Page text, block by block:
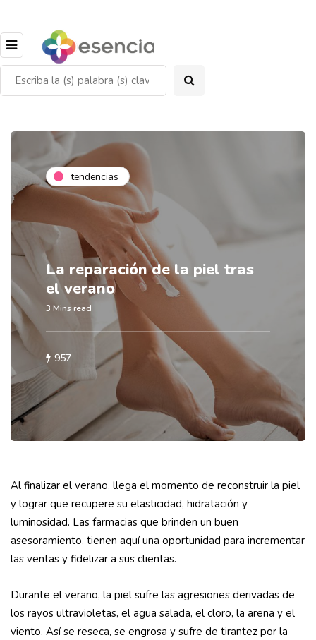
tendencias
La reparación de la piel tras
el verano
3 Mins read
957
Al finalizar el verano, llega el momento de reconstruir la piel
y lograr que recupere su elasticidad, hidratación y
luminosidad. Las farmacias que brinden un buen
asesoramiento, tienen aquí una oportunidad para incrementar
las ventas y fidelizar a sus clientas.
Durante el verano, la piel sufre las agresiones derivadas de
los rayos ultravioletas, el agua salada, el cloro, la arena y el
viento. Así se reseca, se engrosa y sufre de tirantez por la